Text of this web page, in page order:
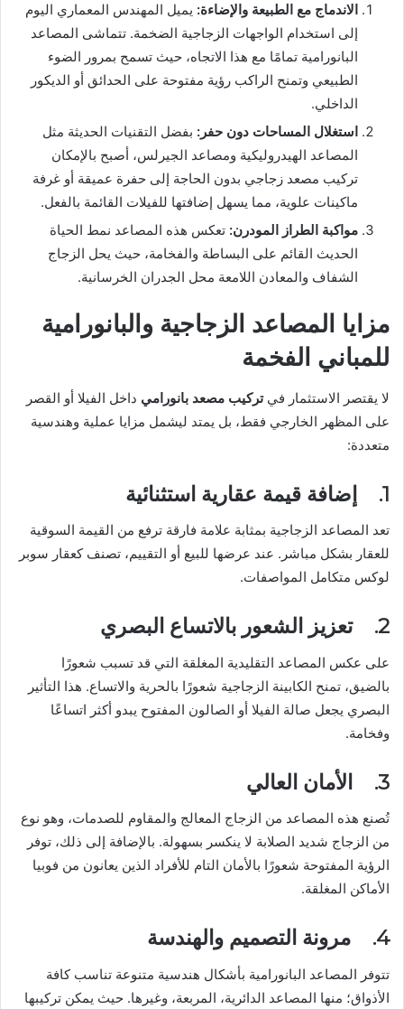
الاندماج مع الطبيعة والإضاءة: يميل المهندس المعماري اليوم
إلى استخدام الواجهات الزجاجية الضخمة. تتماشى المصاعد
البانورامية تمامًا مع هذا الاتجاه، حيث تسمح بمرور الضوء
الطبيعي وتمنح الراكب رؤية مفتوحة على الحدائق أو الديكور
الداخلي.
استغلال المساحات دون حفر: بفضل التقنيات الحديثة مثل
المصاعد الهيدروليكية ومصاعد الجيرلس، أصبح بالإمكان
تركيب مصعد زجاجي بدون الحاجة إلى حفرة عميقة أو غرفة
ماكينات علوية، مما يسهل إضافتها للفيلات القائمة بالفعل.
مواكبة الطراز المودرن: تعكس هذه المصاعد نمط الحياة
الحديث القائم على البساطة والفخامة، حيث يحل الزجاج
الشفاف والمعادن اللامعة محل الجدران الخرسانية.
مزايا المصاعد الزجاجية والبانورامية
للمباني الفخمة
لا يقتصر الاستثمار فيتركيب مصعد بانورامي داخل الفيلا أو القصر
على المظهر الخارجي فقط، بل يمتد ليشمل مزايا عملية وهندسية
متعددة:
1. إضافة قيمة عقارية استثنائية
تعد المصاعد الزجاجية بمثابة علامة فارقة ترفع من القيمة السوقية
للعقار بشكل مباشر. عند عرضها للبيع أو التقييم، تصنف كعقار سوبر
لوكس متكامل المواصفات.
2. تعزيز الشعور بالاتساع البصري
على عكس المصاعد التقليدية المغلقة التي قد تسبب شعورًا
بالضيق، تمنح الكابينة الزجاجية شعورًا بالحرية والاتساع. هذا التأثير
البصري يجعل صالة الفيلا أو الصالون المفتوح يبدو أكثر اتساعًا
وفخامة.
3. الأمان العالي
تُصنع هذه المصاعد من الزجاج المعالج والمقاوم للصدمات، وهو نوع
من الزجاج شديد الصلابة لا ينكسر بسهولة. بالإضافة إلى ذلك، توفر
الرؤية المفتوحة شعورًا بالأمان التام للأفراد الذين يعانون من فوبيا
الأماكن المغلقة.
4. مرونة التصميم والهندسة
تتوفر المصاعد البانورامية بأشكال هندسية متنوعة تناسب كافة
الأذواق؛ منها المصاعد الدائرية، المربعة، وغيرها. حيث يمكن تركيبها